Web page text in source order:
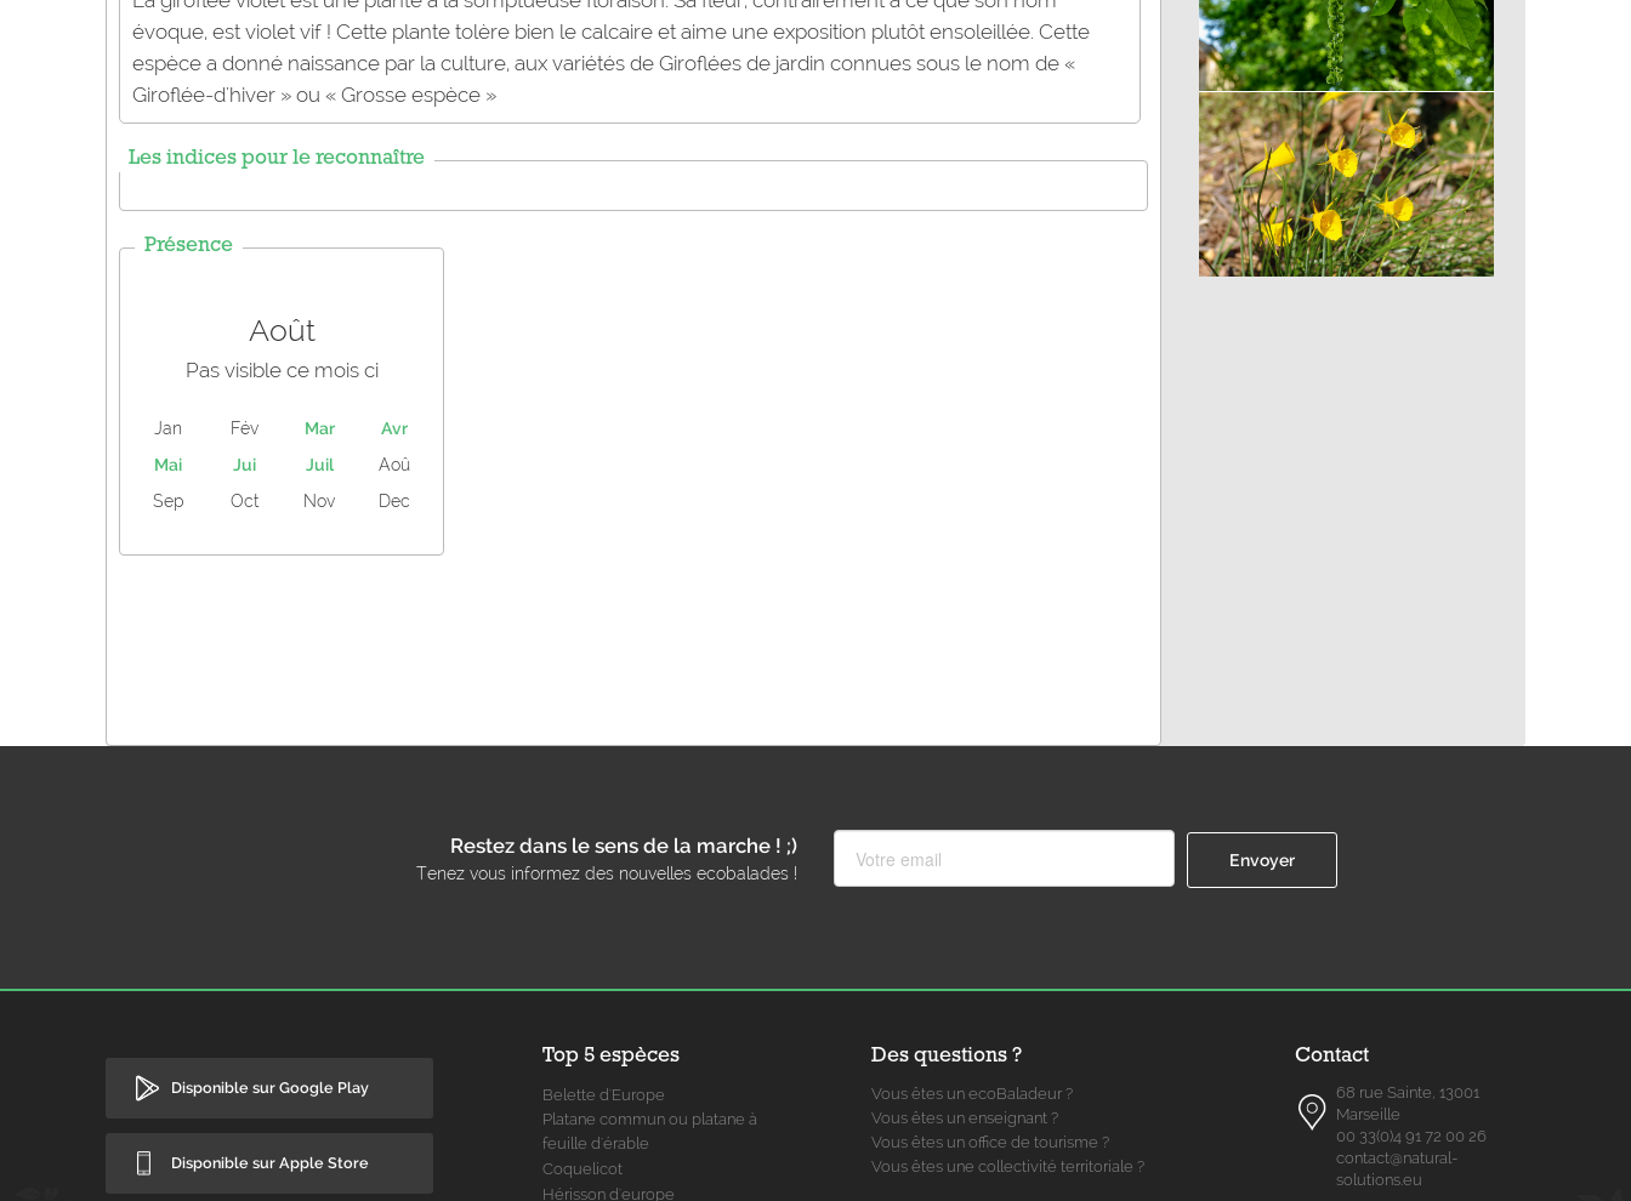
évoque, est violet vif ! Cette plante tolère bien le calcaire et aime une exposition plutôt ensoleillée. Cette
espèce a donné naissance par la culture, aux variétés de Giroflées de jardin connues sous le nom de «
Giroflée-d'hiver » ou « Grosse espèce »
Les indices pour le reconnaître
Présence
Août
Pas visible ce mois ci
Jan Fév Mar
Avr
Mai
Jui Juil
Aoû
Sep
Oct Nov Dec
Ptérocarya à feuilles de frêne,
Noyer du Caucase, Pterocaryer à
feuilles de frêne, Ptérocaryer du
Caucase
Restez dans le sens de la marche ! ;)
Tenez vous informez des nouvelles ecobalades !
Disponible sur Google Play
Disponible sur Apple Store
Top 5 espèces
Belette d'Europe
Platane commun ou platane à
feuille d'érable
Coquelicot
Hérisson d'europe
Des questions ?
Vous êtes un ecoBaladeur ?
Vous êtes un enseignant ?
Vous êtes un office de tourisme ?
Vous êtes une collectivité territoriale ?
Contact
68 rue Sainte, 13001
Marseille
00 33(0)4 91 72 00 26
contact@natural-
solutions.eu